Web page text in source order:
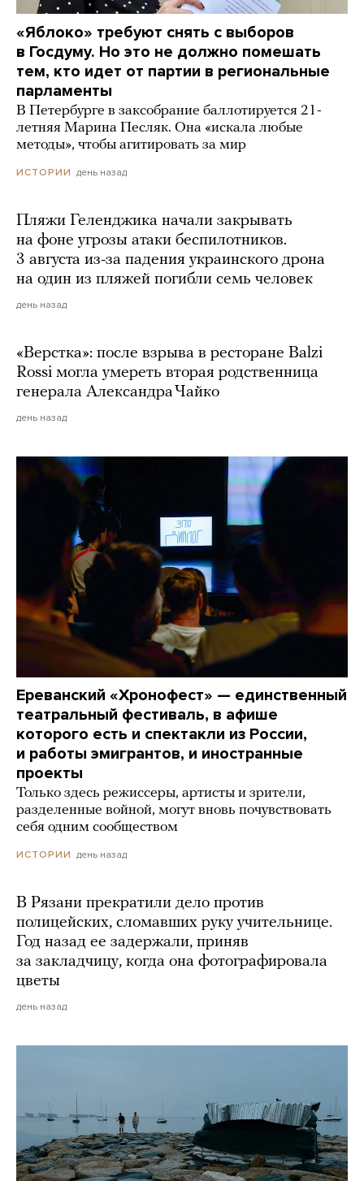
«Яблоко» требуют снять с выборов
в Госдуму. Но это не должно помешать
тем, кто идет от партии в региональные
парламенты
В Петербурге в заксобрание баллотируется 21-
летняя Марина Песляк. Она «искала любые
методы», чтобы агитировать за мир
ИСТОРИИ день назад
Пляжи Геленджика начали закрывать
на фоне угрозы атаки беспилотников.
3 августа из-за падения украинского дрона
на один из пляжей погибли семь человек
день назад
«Верстка»: после взрыва в ресторане Balzi
Rossi могла умереть вторая родственница
генерала Александра Чайко
день назад
Ереванский «Хронофест» — единственный
театральный фестиваль, в афише
которого есть и спектакли из России,
и работы эмигрантов, и иностранные
проекты
Только здесь режиссеры, артисты и зрители,
разделенные войной, могут вновь почувствовать
себя одним сообществом
ИСТОРИИ день назад
В Рязани прекратили дело против
полицейских, сломавших руку учительнице.
Год назад ее задержали, приняв
за закладчицу, когда она фотографировала
цветы
день назад